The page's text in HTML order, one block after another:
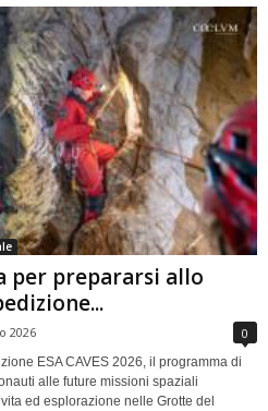
per prepararsi allo
2026 0
ESA CAVES 2026, il programma di
alle future missioni spaziali
ed esplorazione nelle Grotte del